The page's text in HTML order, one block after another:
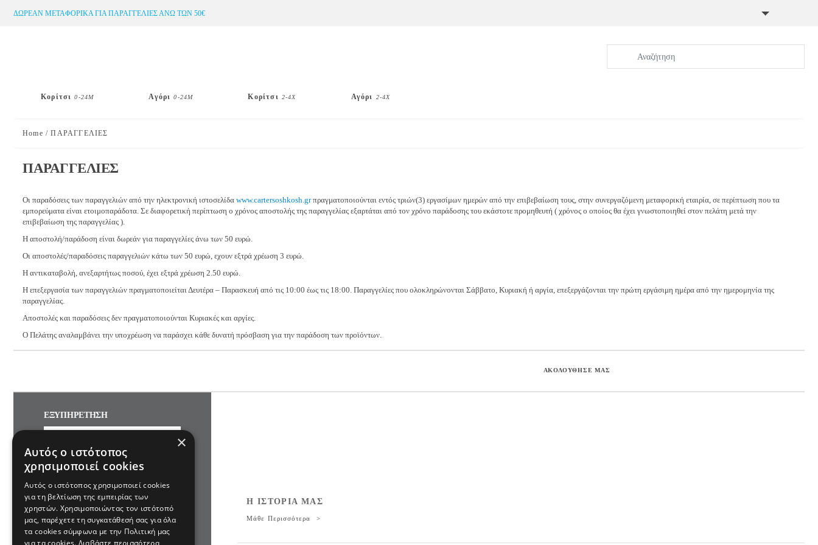
Μετάβαση
ΔΩΡΕΑΝ ΜΕΤΑΦΟΡΙΚΑ ΓΙΑ ΠΑΡΑΓΓΕΛΙΕΣ ΑΝΩ ΤΩΝ 50€
Κορίτσι 0-24Μ Αγόρι 0-24Μ Κορίτσι 2-4Χ Αγόρι 2-4Χ
Home /ΠΑΡΑΓΓΕΛΙΕΣ
ΠΑΡΑΓΓΕΛΙΕΣ
Οι παραδόσεις των παραγγελιών από την ηλεκτρονική ιστοσελίδα www.cartersoshkosh.grπραγματοποιούνται εντός τριών(3) εργασίμων ημερών από την επιβεβαίωση τους, στην συνεργαζόμενη μεταφορική εταιρία, σε περίπτωση που τα
εμπορεύματα είναι ετοιμοπαράδοτα. Σε διαφορετική περίπτωση ο χρόνος αποστολής της παραγγελίας εξαρτάται από τον χρόνο παράδοσης του εκάστοτε προμηθευτή ( χρόνος ο οποίος θα έχει γνωστοποιηθεί στον πελάτη μετά την
επιβεβαίωση της παραγγελίας ).
Η αποστολή/παράδοση είναι δωρεάν για παραγγελίες άνω των 50 ευρώ.
Οι αποστολές/παραδόσεις παραγγελιών κάτω των 50 ευρώ, εχουν εξτρά χρέωση 3 ευρώ.
Η αντικαταβολή, ανεξαρτήτως ποσού, έχει εξτρά χρέωση 2.50 ευρώ.
Η επεξεργασία των παραγγελιών πραγματοποιείται Δευτέρα – Παρασκευή από τις 10:00 έως τις 18:00. Παραγγελίες που ολοκληρώνονται Σάββατο, Κυριακή ή αργία, επεξεργάζονται την πρώτη εργάσιμη ημέρα από την ημερομηνία της
παραγγελίας.
Αποστολές και παραδόσεις δεν πραγματοποιούνται Κυριακές και αργίες.
Ο Πελάτης αναλαμβάνει την υποχρέωση να παράσχει κάθε δυνατή πρόσβαση για την παράδοση των προϊόντων.
ΑΚΟΛΟΥΘΗΣΕ ΜΑΣ
ΕΞΥΠΗΡΕΤΗΣΗ
ΠΟΛΙΤΙΚΗ ΕΠΙΣΤΡΟΦΩΝ & ΑΛΛΑΓΩΝ
ΕΠΙΚΟΙΝΩΝΙΑ
2310500441 info@cartersoshkosh.gr
Η ΙΣΤΟΡΙΑ ΜΑΣ
Μάθε Περισσότερα
×
Αυτός ο ιστότοπος
χρησιμοποιεί cookies
Αυτός ο ιστότοπος χρησιμοποιεί cookies
για τη βελτίωση της εμπειρίας των
χρηστών. Χρησιμοποιώντας τον ιστότοπό
μας, παρέχετε τη συγκατάθεσή σας για όλα
τα cookies σύμφωνα με την Πολιτική μας
για τα cookies. Διαβάστε περισσότερα